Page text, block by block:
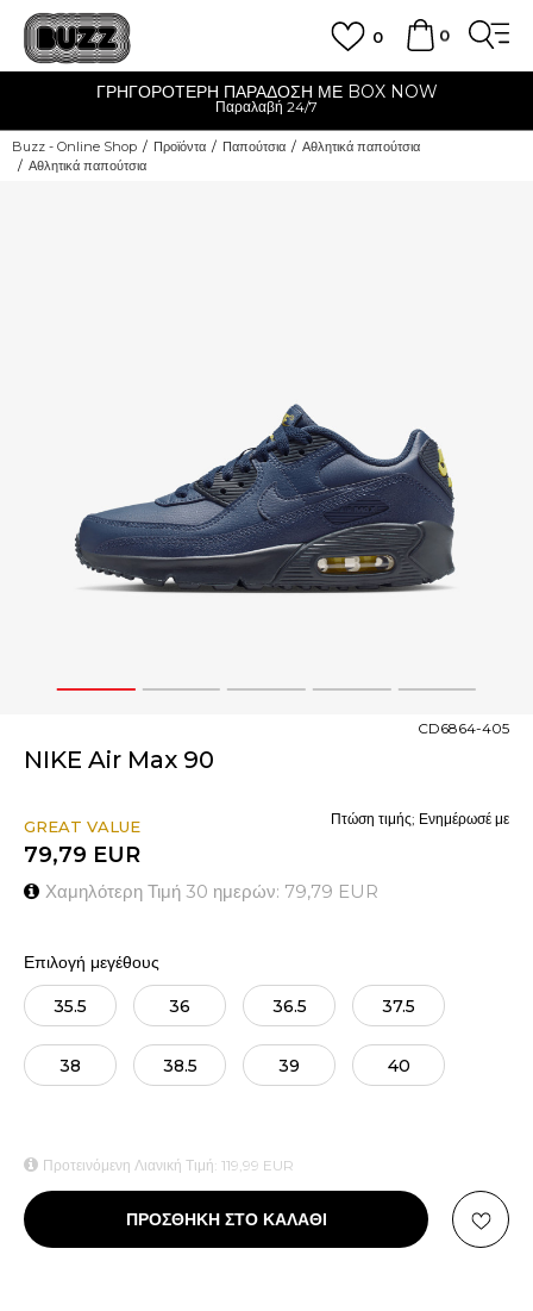
0
0
ΓΡΗΓΟΡΟΤΕΡΗ ΠΑΡΑΔΟΣΗ ΜΕ BOX NOW
Παραλαβή 24/7
Buzz - Online Shop Προϊόντα Παπούτσια
Αθλητικά παπούτσια
Αθλητικά παπούτσια
1 2 3 4 5
NIKE Air Max 90
CD6864-405
GREAT VALUE
79,79 EUR
Χαμηλότερη Τιμή 30 ημερών: 79,79 EUR
Πτώση τιμής; Ενημέρωσέ με
Επιλογή μεγέθους
35.5 36 36.5 37.5
38 38.5 39 40
Προτεινόμενη Λιανική Τιμή: 119,99 EUR
ΠΡΟΣΘΗΚΗ ΣΤΟ ΚΑΛΑΘΙ